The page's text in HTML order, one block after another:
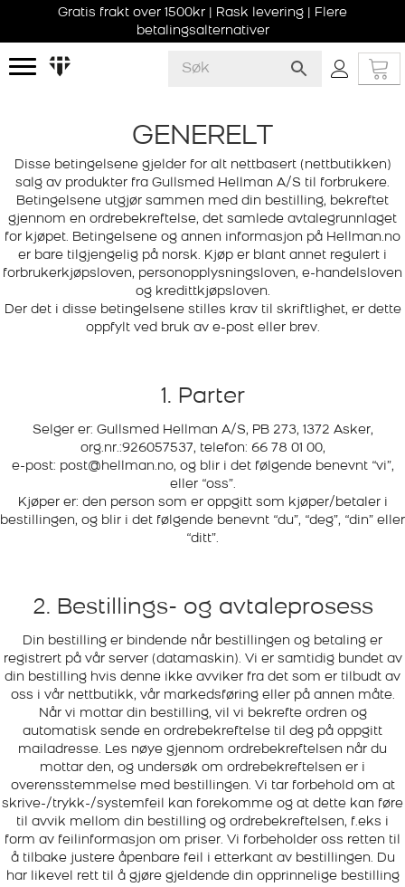
Gratis frakt over 1500kr | Rask levering | Flere
betalingsalternativer
GENERELT
Disse betingelsene gjelder for alt nettbasert (nettbutikken)
salg av produkter fra Gullsmed Hellman A/S til forbrukere.
Betingelsene utgjør sammen med din bestilling, bekreftet
gjennom en ordrebekreftelse, det samlede avtalegrunnlaget
for kjøpet. Betingelsene og annen informasjon på Hellman.no
er bare tilgjengelig på norsk. Kjøp er blant annet regulert i
forbrukerkjøpsloven, personopplysningsloven, e-handelsloven
og kredittkjøpsloven.
Der det i disse betingelsene stilles krav til skriftlighet, er dette
oppfylt ved bruk av e-post eller brev.
1. Parter
Selger er: Gullsmed Hellman A/S, PB 273, 1372 Asker,
org.nr.:926057537, telefon: 66 78 01 00,
e-post: post@hellman.no, og blir i det følgende benevnt “vi”,
eller “oss”.
Kjøper er: den person som er oppgitt som kjøper/betaler i
bestillingen, og blir i det følgende benevnt “du”, “deg”, “din” eller
“ditt”.
2. Bestillings- og avtaleprosess
Din bestilling er bindende når bestillingen og betaling er
registrert på vår server (datamaskin). Vi er samtidig bundet av
din bestilling hvis denne ikke avviker fra det som er tilbudt av
oss i vår nettbutikk, vår markedsføring eller på annen måte.
Når vi mottar din bestilling, vil vi bekrefte ordren og
automatisk sende en ordrebekreftelse til deg på oppgitt
mailadresse. Les nøye gjennom ordrebekreftelsen når du
mottar den, og undersøk om ordrebekreftelsen er i
overensstemmelse med bestillingen. Vi tar forbehold om at
skrive-/trykk-/systemfeil kan forekomme og at dette kan føre
til avvik mellom din bestilling og ordrebekreftelsen, f.eks i
form av feilinformasjon om priser. Vi forbeholder oss retten til
å tilbake justere åpenbare feil i etterkant av bestillingen. Du
har likevel rett til å gjøre gjeldende din opprinnelige bestilling